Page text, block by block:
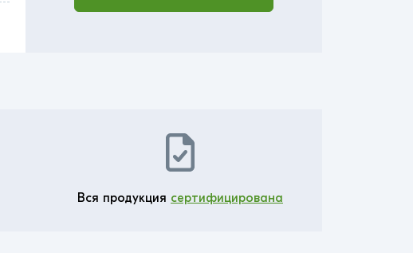
Вся продукция сертифицирована